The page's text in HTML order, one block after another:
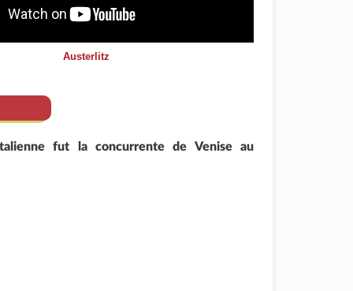
Austerlitz
fut la concurrente de Venise au